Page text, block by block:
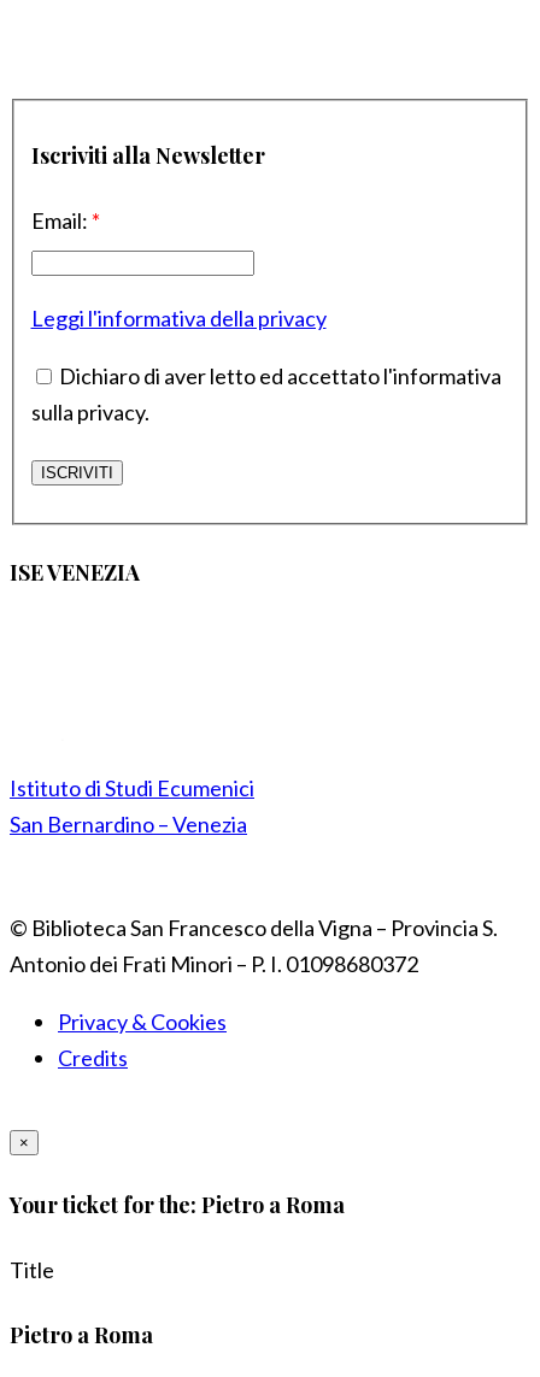
Iscriviti alla Newsletter
Email: *
Leggi l'informativa della privacy
Dichiaro di aver letto ed accettato l'informativa
sulla privacy.
ISE VENEZIA
Istituto di Studi Ecumenici
San Bernardino – Venezia
© Biblioteca San Francesco della Vigna – Provincia S.
Antonio dei Frati Minori – P. I. 01098680372
Privacy & Cookies
Credits
×
Your ticket for the: Pietro a Roma
Title
Pietro a Roma